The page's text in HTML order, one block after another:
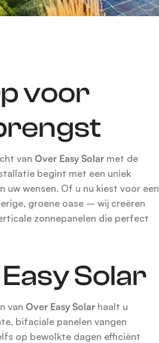
voor
van Over Easy Solar met de
begint met een uniek
wensen. Of u nu kiest voor een
groene oase – wij creëren
zonnepanelen die perfect
Solar
van Over Easy Solar haalt u
bifaciale panelen vangen
op bewolkte dagen efficiënt